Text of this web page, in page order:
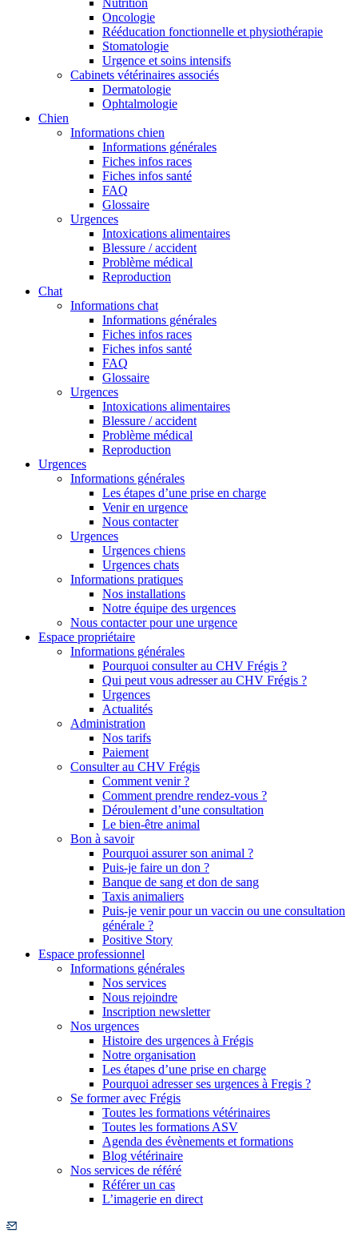
Nutrition
Oncologie
Rééducation fonctionnelle et physiothérapie
Stomatologie
Urgence et soins intensifs
Cabinets vétérinaires associés
Dermatologie
Ophtalmologie
Chien
Informations chien
Informations générales
Fiches infos races
Fiches infos santé
FAQ
Glossaire
Urgences
Intoxications alimentaires
Blessure / accident
Problème médical
Reproduction
Chat
Informations chat
Informations générales
Fiches infos races
Fiches infos santé
FAQ
Glossaire
Urgences
Intoxications alimentaires
Blessure / accident
Problème médical
Reproduction
Urgences
Informations générales
Les étapes d’une prise en charge
Venir en urgence
Nous contacter
Urgences
Urgences chiens
Urgences chats
Informations pratiques
Nos installations
Notre équipe des urgences
Nous contacter pour une urgence
Espace propriétaire
Informations générales
Pourquoi consulter au CHV Frégis ?
Qui peut vous adresser au CHV Frégis ?
Urgences
Actualités
Administration
Nos tarifs
Paiement
Consulter au CHV Frégis
Comment venir ?
Comment prendre rendez-vous ?
Déroulement d’une consultation
Le bien-être animal
Bon à savoir
Pourquoi assurer son animal ?
Puis-je faire un don ?
Banque de sang et don de sang
Taxis animaliers
Puis-je venir pour un vaccin ou une consultation
générale ?
Positive Story
Espace professionnel
Informations générales
Nos services
Nous rejoindre
Inscription newsletter
Nos urgences
Histoire des urgences à Frégis
Notre organisation
Les étapes d’une prise en charge
Pourquoi adresser ses urgences à Fregis ?
Se former avec Frégis
Toutes les formations vétérinaires
Toutes les formations ASV
Agenda des évènements et formations
Blog vétérinaire
Nos services de référé
Référer un cas
L’imagerie en direct